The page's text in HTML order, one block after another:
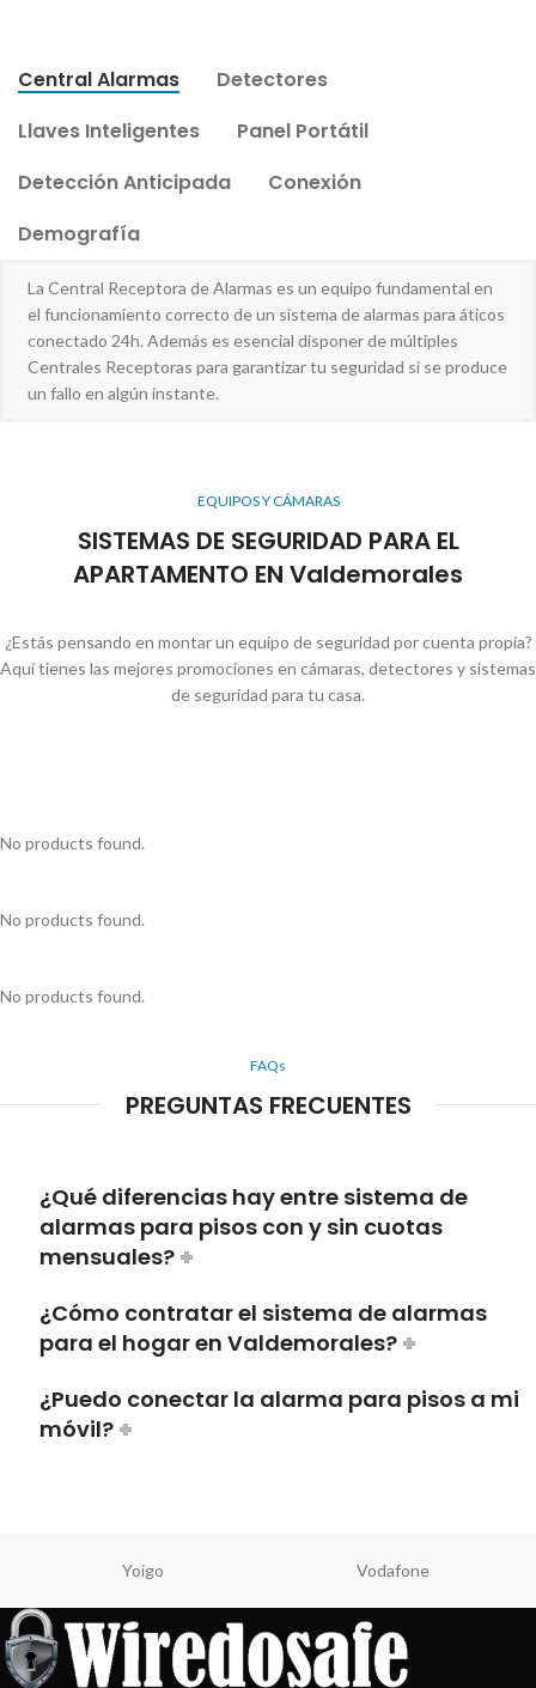
Central Alarmas
Detectores
Llaves Inteligentes
Panel Portátil
Detección Anticipada
Conexión
Demografía
La Central Receptora de Alarmas es un equipo fundamental en
el funcionamiento correcto de un sistema de alarmas para áticos
conectado 24h. Además es esencial disponer de múltiples
Centrales Receptoras para garantizar tu seguridad si se produce
un fallo en algún instante.
EQUIPOS Y CÁMARAS
SISTEMAS DE SEGURIDAD PARA EL
APARTAMENTO EN Valdemorales
¿Estás pensando en montar un equipo de seguridad por cuenta propia?
Aquí tienes las mejores promociones en cámaras, detectores y sistemas
de seguridad para tu casa.
No products found.
No products found.
No products found.
FAQs
PREGUNTAS FRECUENTES
¿Qué diferencias hay entre sistema de
alarmas para pisos con y sin cuotas
mensuales?
¿Cómo contratar el sistema de alarmas
para el hogar en Valdemorales?
¿Puedo conectar la alarma para pisos a mi
móvil?
Yoigo Vodafone